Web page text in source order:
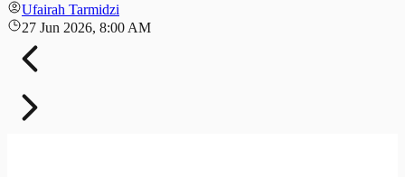
Ufairah Tarmidzi
27 Jun 2026, 8:00 AM